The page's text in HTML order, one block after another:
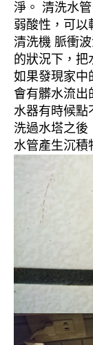
淨。 清洗水
弱酸性，可以
清洗機 脈衝
的狀況下，把
如果發現家中
會有髒水流出
水器有時候點
洗過水塔之後
水管產生沉積